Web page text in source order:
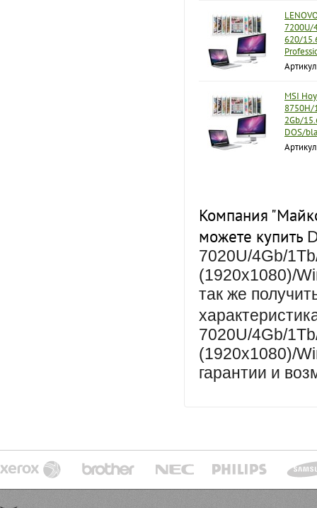
7200U/
620/
MSI
8750H/
2Gb/
DOS/
Компания
можете купить
7020U/4Gb/
(1920x1080)/
так же
7020U/4Gb/
(1920x1080)/
гарантии и